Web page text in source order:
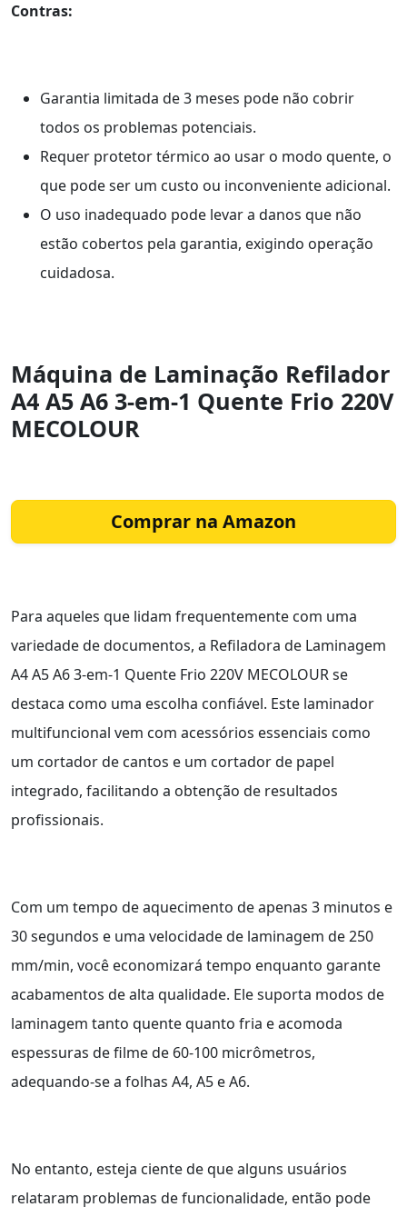
Contras:
Garantia limitada de 3 meses pode não cobrir
todos os problemas potenciais.
Requer protetor térmico ao usar o modo quente, o
que pode ser um custo ou inconveniente adicional.
O uso inadequado pode levar a danos que não
estão cobertos pela garantia, exigindo operação
cuidadosa.
Máquina de Laminação Refilador
A4 A5 A6 3-em-1 Quente Frio 220V
MECOLOUR
Comprar na Amazon
Para aqueles que lidam frequentemente com uma
variedade de documentos, a Refiladora de Laminagem
A4 A5 A6 3-em-1 Quente Frio 220V MECOLOUR se
destaca como uma escolha confiável. Este laminador
multifuncional vem com acessórios essenciais como
um cortador de cantos e um cortador de papel
integrado, facilitando a obtenção de resultados
profissionais.
Com um tempo de aquecimento de apenas 3 minutos e
30 segundos e uma velocidade de laminagem de 250
mm/min, você economizará tempo enquanto garante
acabamentos de alta qualidade. Ele suporta modos de
laminagem tanto quente quanto fria e acomoda
espessuras de filme de 60-100 micrômetros,
adequando-se a folhas A4, A5 e A6.
No entanto, esteja ciente de que alguns usuários
relataram problemas de funcionalidade, então pode